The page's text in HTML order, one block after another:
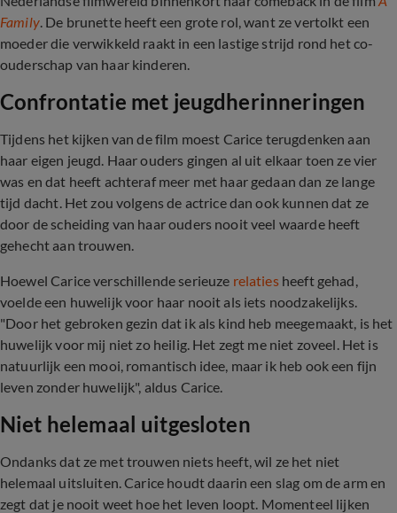
Family. De brunette heeft een grote rol, want ze vertolkt een
moeder die verwikkeld raakt in een lastige strijd rond het co-
ouderschap van haar kinderen.
Confrontatie met jeugdherinneringen
Tijdens het kijken van de film moest Carice terugdenken aan
haar eigen jeugd. Haar ouders gingen al uit elkaar toen ze vier
was en dat heeft achteraf meer met haar gedaan dan ze lange
tijd dacht. Het zou volgens de actrice dan ook kunnen dat ze
door de scheiding van haar ouders nooit veel waarde heeft
gehecht aan trouwen.
Hoewel Carice verschillende serieuze relaties heeft gehad,
voelde een huwelijk voor haar nooit als iets noodzakelijks.
"Door het gebroken gezin dat ik als kind heb meegemaakt, is het
huwelijk voor mij niet zo heilig. Het zegt me niet zoveel. Het is
natuurlijk een mooi, romantisch idee, maar ik heb ook een fijn
leven zonder huwelijk", aldus Carice.
Niet helemaal uitgesloten
Ondanks dat ze met trouwen niets heeft, wil ze het niet
helemaal uitsluiten. Carice houdt daarin een slag om de arm en
zegt dat je nooit weet hoe het leven loopt. Momenteel lijken